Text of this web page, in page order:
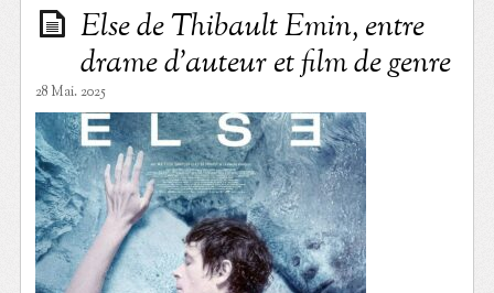
Else de Thibault Emin, entre
drame d’auteur et film de genre
28 Mai. 2025